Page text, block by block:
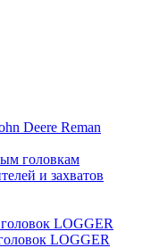
Deere Reman
головкам
и захватов
LOGGER
LOGGER